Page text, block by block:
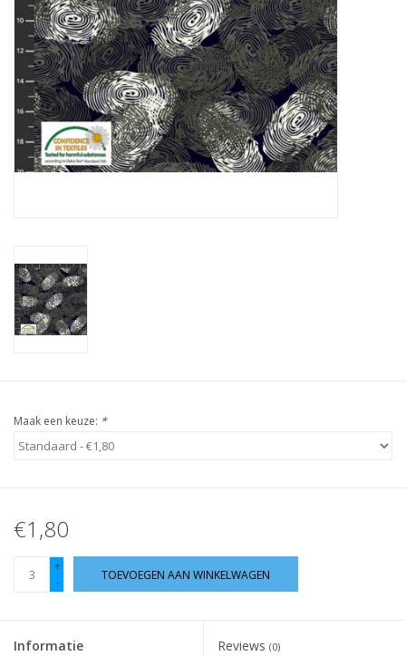
Breien en haken
Handwerk
Workshop
Cadeaubonnen
Maak een keuze: *
€1,80
+
-
TOEVOEGEN AAN WINKELWAGEN
Informatie Reviews (0)